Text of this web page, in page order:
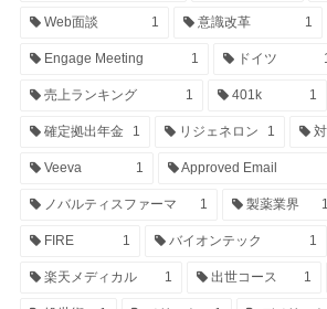
Web面談 1 意識改革 1
Engage Meeting 1 ドイツ
売上ランキング 1 401k 1
確定拠出年金 1 リジェネロン 1
Veeva 1 Approved Email
ノバルティスファーマ 1 製薬業界 1
FIRE 1 バイオンテック 1
楽天メディカル 1 出世コース 1